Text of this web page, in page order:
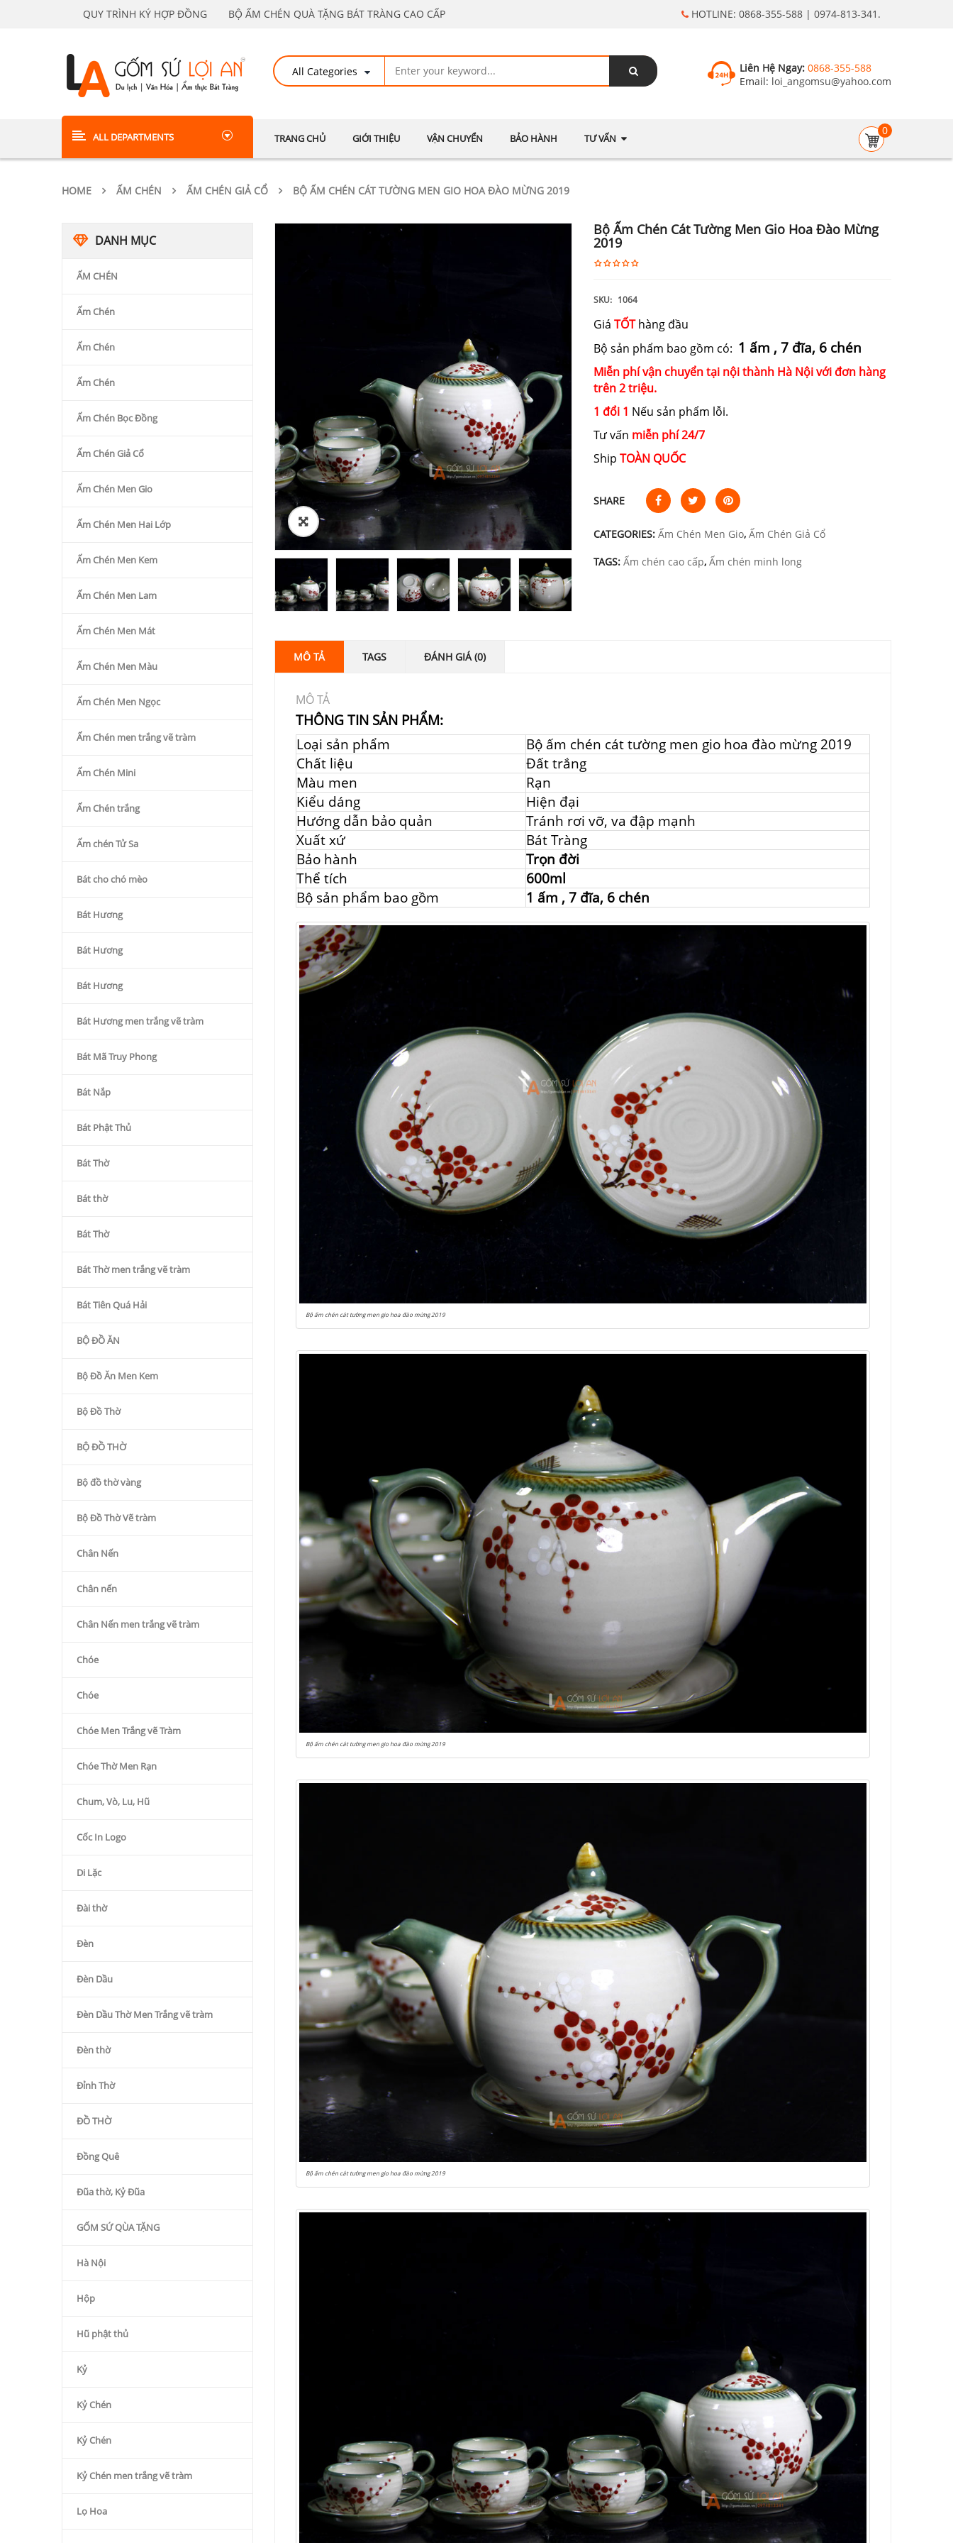
QUY TRÌNH KÝ HỢP ĐỒNG BỘ ẤM CHÉN QUÀ TẶNG BÁT TRÀNG CAO CẤP HOTLINE: 0868-355-588 | 0974-813-341.
Liên Hệ Ngay: 0868-355-588
Email: loi_angomsu@yahoo.com
ALL DEPARTMENTS TRANG CHỦ GIỚI THIỆU VẬN CHUYỂN BẢO HÀNH TƯ VẤN
0
HOME ẤM CHÉN ẤM CHÉN GIẢ CỔ BỘ ẤM CHÉN CÁT TƯỜNG MEN GIO HOA ĐÀO MỪNG 2019
DANH MỤC
ẤM CHÉN
Ấm Chén
Ấm Chén
Ấm Chén
Ấm Chén Bọc Đồng
Ấm Chén Giả Cổ
Ấm Chén Men Gio
Ấm Chén Men Hai Lớp
Ấm Chén Men Kem
Ấm Chén Men Lam
Ấm Chén Men Mát
Ấm Chén Men Màu
Ấm Chén Men Ngọc
Ấm Chén men trắng vẽ tràm
Ấm Chén Mini
Ấm Chén trắng
Ấm chén Tử Sa
Bát cho chó mèo
Bát Hương
Bát Hương
Bát Hương
Bát Hương men trắng vẽ tràm
Bát Mã Truy Phong
Bát Nắp
Bát Phật Thủ
Bát Thờ
Bát thờ
Bát Thờ
Bát Thờ men trắng vẽ tràm
Bát Tiên Quá Hải
BỘ ĐỒ ĂN
Bộ Đồ Ăn Men Kem
Bộ Đồ Thờ
BỘ ĐỒ THỜ
Bộ đồ thờ vàng
Bộ Đồ Thờ Vẽ tràm
Chân Nến
Chân nến
Chân Nến men trắng vẽ tràm
Chóe
Chóe
Chóe Men Trắng vẽ Tràm
Chóe Thờ Men Rạn
Chum, Vò, Lu, Hũ
Cốc In Logo
Di Lặc
Đài thờ
Đèn
Đèn Dầu
Đèn Dầu Thờ Men Trắng vẽ tràm
Đèn thờ
Đỉnh Thờ
ĐỒ THỜ
Đồng Quê
Đũa thờ, Kỷ Đũa
GỐM SỨ QÙA TẶNG
Hà Nội
Hộp
Hũ phật thủ
Kỷ
Kỷ Chén
Kỷ Chén
Kỷ Chén men trắng vẽ tràm
Lọ Hoa
Bộ Ấm Chén Cát Tường Men Gio Hoa Đào Mừng
2019
SKU: 1064
Giá TỐThàng đầu
Bộ sản phẩm bao gồm có: 1 ấm , 7 đĩa, 6 chén
Miễn phí vận chuyển tại nội thành Hà Nội với đơn hàng
trên 2 triệu.
1 đổi 1 Nếu sản phẩm lỗi.
Tư vấn miễn phí 24/7
Ship TOÀN QUỐC
SHARE
CATEGORIES: Ấm Chén Men Gio, Ấm Chén Giả Cổ
TAGS: Ấm chén cao cấp, Ấm chén minh long
MÔ TẢ TAGS ĐÁNH GIÁ (0)
MÔ TẢ
THÔNG TIN SẢN PHẨM:
Loại sản phẩm
Bộ ấm chén cát tường men gio hoa đào mừng 2019
Chất liệu
Đất trắng
Màu men
Rạn
Kiểu dáng
Hiện đại
Hướng dẫn bảo quản
Tránh rơi vỡ, va đập mạnh
Xuất xứ
Bát Tràng
Bảo hành
Trọn đời
Thể tích
600ml
Bộ sản phẩm bao gồm
1 ấm , 7 đĩa, 6 chén
Bộ ấm chén cát tường men gio hoa đào mừng 2019
Bộ ấm chén cát tường men gio hoa đào mừng 2019
Bộ ấm chén cát tường men gio hoa đào mừng 2019